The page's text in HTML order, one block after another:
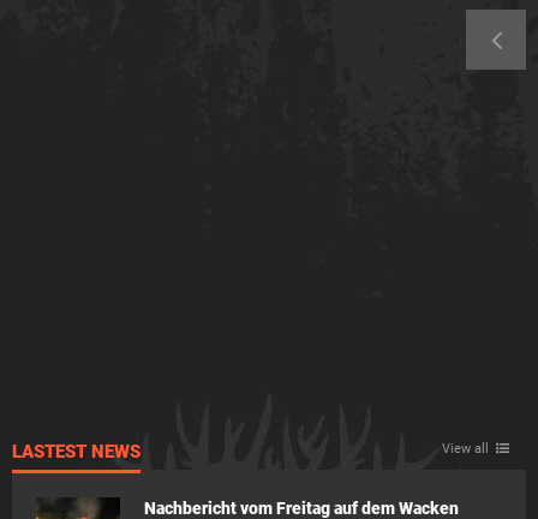
LASTEST NEWS View all
Nachbericht vom Freitag auf dem Wacken